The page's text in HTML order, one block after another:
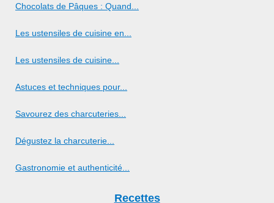
Chocolats de Pâques : Quand...
Les ustensiles de cuisine en...
Les ustensiles de cuisine...
Astuces et techniques pour...
Savourez des charcuteries...
Dégustez la charcuterie...
Gastronomie et authenticité...
Recettes